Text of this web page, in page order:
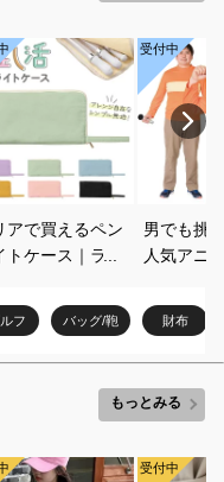
アで買えるペン
トケース｜ライ
を教えてくださ
受付中
男でも挑
人気アニ
すめを教
い
フ バッグ/鞄 財布
もっとみる
受付中